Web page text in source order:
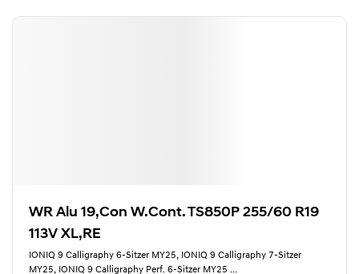
WR Alu 19,Con W.Cont. TS850P 255/60 R19
113V XL,RE
IONIQ 9 Calligraphy 6-Sitzer MY25, IONIQ 9 Calligraphy 7-Sitzer
MY25, IONIQ 9 Calligraphy Perf. 6-Sitzer MY25 ...